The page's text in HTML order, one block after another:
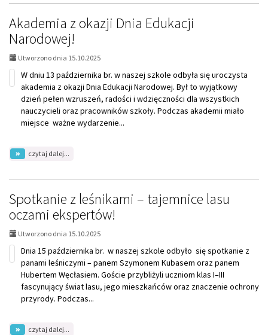
2b
2c
-
natury!
Akademia z okazji Dnia Edukacji
Narodowej!
Utworzono dnia 15.10.2025
W dniu 13 października br. w naszej szkole odbyła się uroczysta
akademia z okazji Dnia Edukacji Narodowej. Był to wyjątkowy
dzień pełen wzruszeń, radości i wdzięczności dla wszystkich
nauczycieli oraz pracowników szkoły. Podczas akademii miało
miejsce ważne wydarzenie...
czytaj dalej...
z
okazji
Dnia
Edukacji
Narodowej!
Spotkanie z leśnikami – tajemnice lasu
oczami ekspertów!
Utworzono dnia 15.10.2025
Dnia 15 października br. w naszej szkole odbyło się spotkanie z
panami leśniczymi – panem Szymonem Kubasem oraz panem
Hubertem Węcłasiem. Goście przybliżyli uczniom klas I–III
fascynujący świat lasu, jego mieszkańców oraz znaczenie ochrony
przyrody. Podczas...
czytaj dalej...